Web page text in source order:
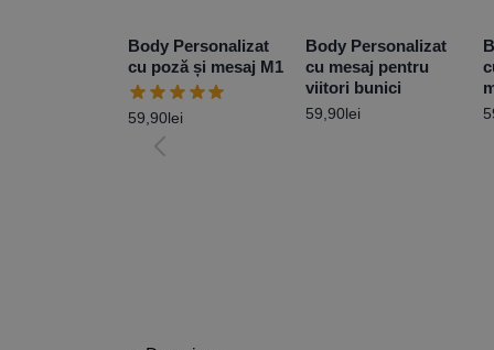
Body Personalizat
cu poză și mesaj M1
59,90lei
Body Personalizat
cu mesaj pentru
viitori bunici
59,90lei